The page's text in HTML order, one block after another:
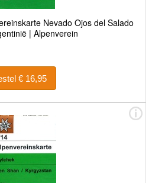
Nevado Ojos del Salado
| Alpenverein
Bestel € 16,95